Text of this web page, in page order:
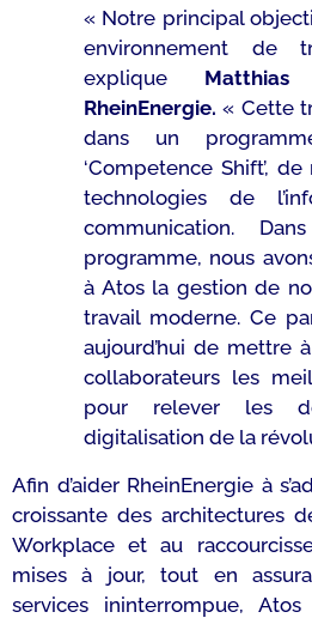
« Notre principal
environnement de
explique Matthias
RheinEnergie. « Cette
dans un
‘Competence Shift’,
technologies de
communication.
programme, nous
à Atos la gestion de
travail moderne. Ce
aujourd’hui de mettre
collaborateurs les
pour relever les
digitalisation de la
Afin d’aider RheinEnergie à
croissante des architectures
Workplace et au
mises à jour, tout en
services ininterrompue,